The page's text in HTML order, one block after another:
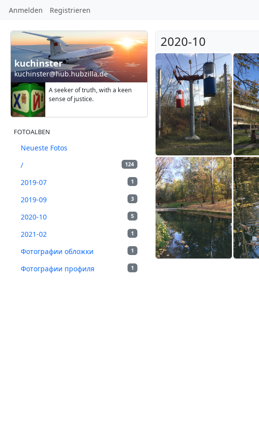
Anmelden Registrieren
kuchinster
kuchinster@hub.hubzilla.de
A seeker of truth, with a keen
sense of justice.
FOTOALBEN
Neueste Fotos
124
/
1
2019-07
3
2019-09
5
2020-10
1
2021-02
1
Фотографии обложки
1
Фотографии профиля
2020-10